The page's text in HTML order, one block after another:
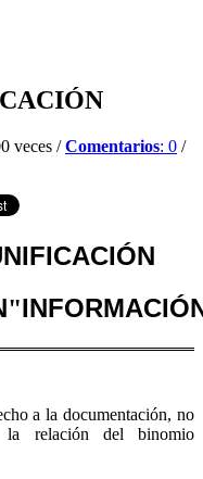
veces /Comentarios: 0 /
"
a la documentación, no
la relación del binomio